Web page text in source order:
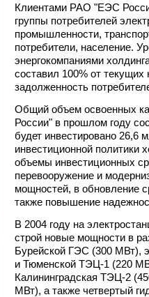
Клиентами РАО "ЕЭС
группы потребителей
промышленности,
потребители, население.
энергокомпаниями
составил 100% от текущих
задолженность
Общий объем освоенных
России" в прошлом году
будет инвестировано 26,6
инвестиционной политики
объемы инвестиционных
перевооружение и
мощностей, в обновление
также повышение
В 2004 году на
строй новые мощности в
Бурейской ГЭС (300 МВт),
и Тюменской ТЭЦ-1 (220
Калининградская ТЭЦ-2
МВт), а также четвертый